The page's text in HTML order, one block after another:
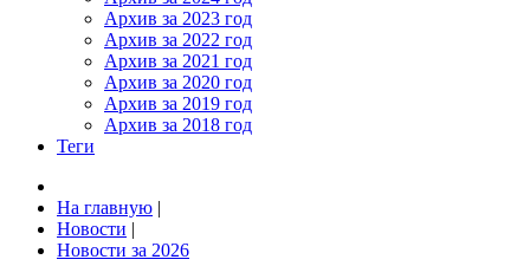
Архив за 2023 год
Архив за 2022 год
Архив за 2021 год
Архив за 2020 год
Архив за 2019 год
Архив за 2018 год
Теги
На главную |
Новости |
Новости за 2026